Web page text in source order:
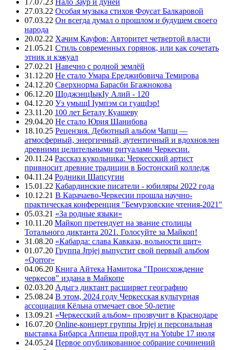
17.07.23 Нало Заур и дуней
27.03.22 Особая музыка стихов Фоусат Балкаровой
07.03.22 Он всегда думал о прошлом и будущем своего
народа
20.02.22 Хачим Кауфов: Авторитет четвертой власти
21.05.21 Стиль современных горянок, или как сочетать
этник и кэжуал
27.02.21 Навечно с родной землёй
31.12.20 Не стало Умара Ереджибовича Темирова
24.12.20 Сверхнорма Барасби Бгажнокова
06.12.20 ЩоджэнцIыкIу Алий - 120
04.12.20 Уэ умыщI Iумпэм си гуащIэр!
23.11.20 100 лет Беталу Куашеву
29.04.20 Не стало Юрия Шанибова
18.10.25 Рецензия. Дебютный альбом Чапщ —
атмосферный, энергичный, аутентичный и вдохновлен
древними целительными ритуалами Черкесии.
20.11.24 Рассказ кукольника: Черкесский артист
привносит древние традиции в Бостонский колледж
04.11.24 Родники Шапсугии
15.01.22 Кабардинские писатели - юбиляры 2022 года
10.12.21 В Карачаево-Черкесии прошла научно-
практическая конференция "Бемурзовские чтения-2021"
05.03.21 «За родные языки»
10.11.20 Майкоп претендует на звание столицы
Тотального диктанта 2021. Голосуйте за Майкоп!
31.08.20 «Кабарда: слава Кавказа, вольности щит»
01.07.20 Группа Jrpjej выпустит свой первый альбом
«Qorror»
04.06.20 Книга Айтека Намитока "Происхождение
черкесов" издана в Майкопе
02.03.20 Адыгэ диктант расширяет географию
25.08.24 В этом, 2024 году Черкесская культурная
ассоциация Кёльна отмечает свое 50-летие
13.09.21 «Черкесский альбом» прозвучит в Краснодаре
16.07.20 Online-концерт группы Jrpjej и персональная
выставка Бибарса Аппеша пройдут на Yotube 17 июля
24.05.24 Первое опубликованное собрание сочинений